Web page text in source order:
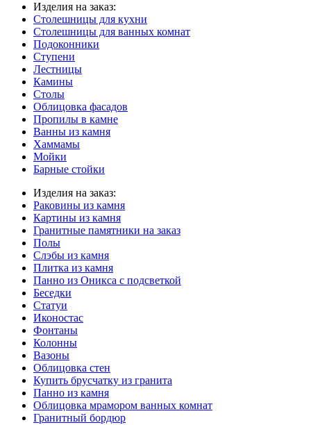
Изделия на заказ:
Столешницы для кухни
Столешницы для ванных комнат
Подоконники
Ступени
Лестницы
Камины
Столы
Облицовка фасадов
Пропилы в камне
Ванны из камня
Хаммамы
Мойки
Барные стойки
Изделия на заказ:
Раковины из камня
Картины из камня
Гранитные памятники на заказ
Полы
Слэбы из камня
Плитка из камня
Панно из Оникса с подсветкой
Беседки
Статуи
Иконостас
Фонтаны
Колонны
Вазоны
Облицовка стен
Купить брусчатку из гранита
Панно из камня
Облицовка мрамором ванных комнат
Гранитный бордюр